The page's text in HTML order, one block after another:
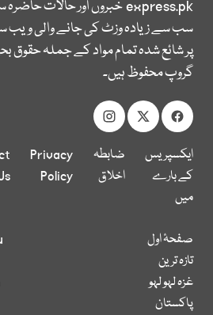
express.pkخبروں اور حالات
سب سے زیادہ وزٹ کی جانے والی
پر شائع شدہ تمام مواد کے جملہ حقوق
گروپ محفوظ ہیں۔
ایکسپریس
کے بارے
میں
ضابطہ
اخلاق
Privacy
Policy
صفحۂ اول
تازہ ترین
غزہ لہو لہو
پاکستان